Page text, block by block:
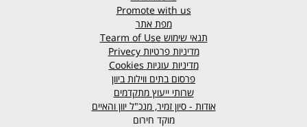
Promote with us
מפת אתר
תנאי שימוש
מדיניות פרטיות Privecy
מדיניות עוגיות Cookies
פרסום בתים ווילות ביוון
שרותי ייעוץ מתקדמים
אודות - סיון זמיר, מנכ"ל יוון והאיים
מוקד חירום